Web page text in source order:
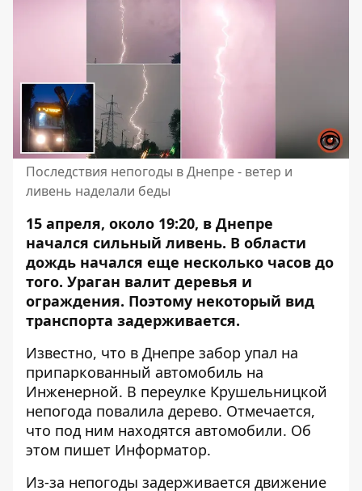
Последствия непогоды в Днепре - ветер и
ливень наделали беды
15 апреля, около 19:20, в Днепре
начался сильный ливень. В области
дождь начался еще несколько часов до
того. Ураган валит деревья и
ограждения. Поэтому некоторый вид
транспорта задерживается.
Известно, что в Днепре забор упал на
припаркованный автомобиль на
Инженерной. В переулке Крушельницкой
непогода повалила дерево. Отмечается,
что под ним находятся автомобили. Об
этом пишет Информатор.
Из-за непогоды задерживается движение